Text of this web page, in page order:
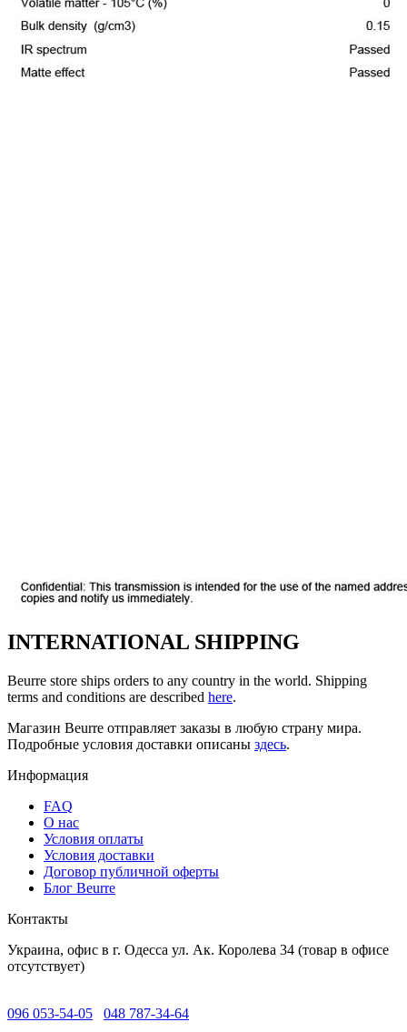
INTERNATIONAL SHIPPING
Beurre store ships orders to any country in the world. Shipping
terms and conditions are described here.
Магазин Beurre отправляет заказы в любую страну мира.
Подробные условия доставки описаны здесь.
Информация
FAQ
O нас
Условия оплаты
Условия доставки
Договор публичной оферты
Блог Beurre
Контакты
Украина, офис в г. Одесса ул. Ак. Королева 34 (товар в офисе
отсутствует)
096 053-54-05 048 787-34-64